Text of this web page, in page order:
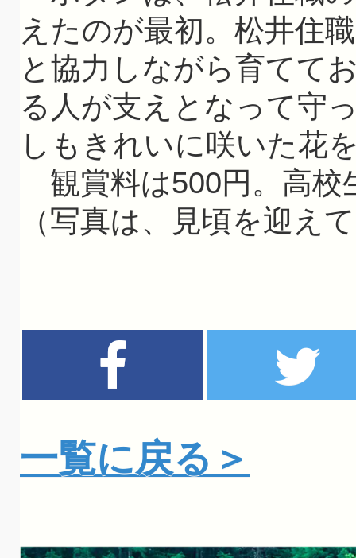
えたのが最初。松井住
と協力しながら育てて
る人が支えとなって守
しもきれいに咲いた花
観賞料は500円。高
（写真は、見頃を迎え
一覧に戻る＞